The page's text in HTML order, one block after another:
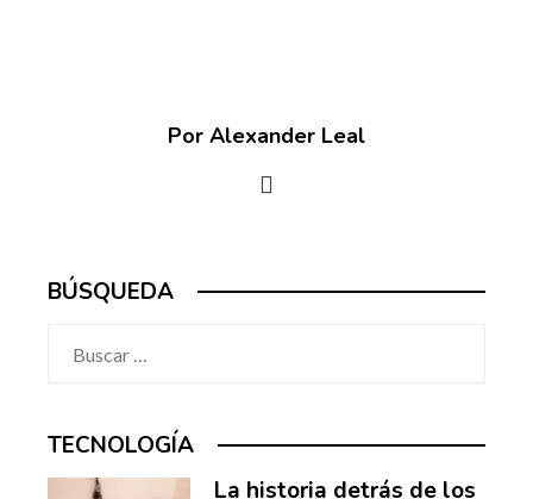
Por Alexander Leal
BÚSQUEDA
TECNOLOGÍA
La historia detrás de los